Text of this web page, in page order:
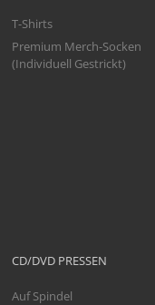
T-Shirts
Premium Merch-Socken
(Individuell Gestrickt)
CD/DVD PRESSEN
Auf Spindel